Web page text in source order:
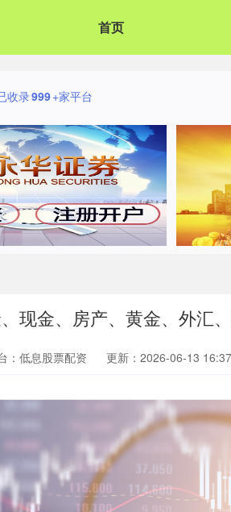
首页
收录999+家平台
现金、房产、黄金、外汇
：低息股票配资 更新：2026-06-13